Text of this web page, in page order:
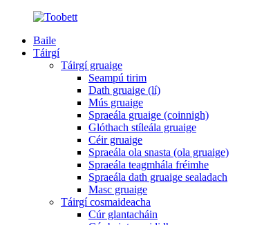
Baile
Táirgí
Táirgí gruaige
Seampú tirim
Dath gruaige (lí)
Mús gruaige
Spraeála gruaige (coinnigh)
Glóthach stíleála gruaige
Céir gruaige
Spraeála ola snasta (ola gruaige)
Spraeála teagmhála fréimhe
Spraeála dath gruaige sealadach
Masc gruaige
Táirgí cosmaideacha
Cúr glantacháin